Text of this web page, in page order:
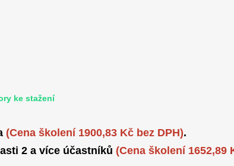
ke stažení
(Cena školení 1900,83 Kč bez DPH).
2 a více účastníků (Cena školení 1652,89